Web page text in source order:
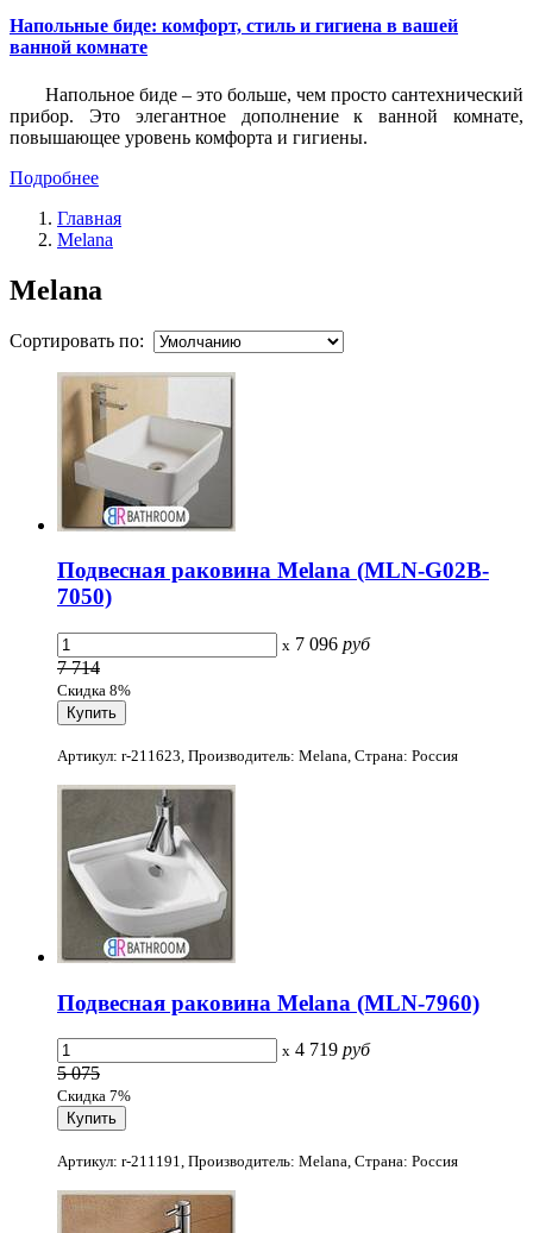
Напольные биде: комфорт, стиль и гигиена в вашей
ванной комнате
Напольное биде – это больше, чем просто сантехнический
прибор. Это элегантное дополнение к ванной комнате,
повышающее уровень комфорта и гигиены.
Подробнее
Главная
Melana
Melana
Сортировать по:
Подвесная раковина Melana (MLN-G02B-
7050)
x 7 096 руб
7 714
Скидка 8%
Артикул: r-211623, Производитель: Melana, Страна: Россия
Подвесная раковина Melana (MLN-7960)
x 4 719 руб
5 075
Скидка 7%
Артикул: r-211191, Производитель: Melana, Страна: Россия